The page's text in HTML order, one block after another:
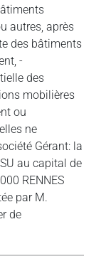
autres, après
des bâtiments
-
des
mobilières
ou
ne
Gérant: la
au capital de
RENNES
par M.
de